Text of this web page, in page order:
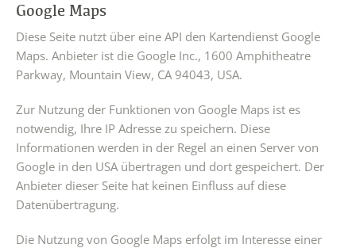
Google Maps
Diese Seite nutzt über eine API den Kartendienst Google
Maps. Anbieter ist die Google Inc., 1600 Amphitheatre
Parkway, Mountain View, CA 94043, USA.
Zur Nutzung der Funktionen von Google Maps ist es
notwendig, Ihre IP Adresse zu speichern. Diese
Informationen werden in der Regel an einen Server von
Google in den USA übertragen und dort gespeichert. Der
Anbieter dieser Seite hat keinen Einfluss auf diese
Datenübertragung.
Die Nutzung von Google Maps erfolgt im Interesse einer